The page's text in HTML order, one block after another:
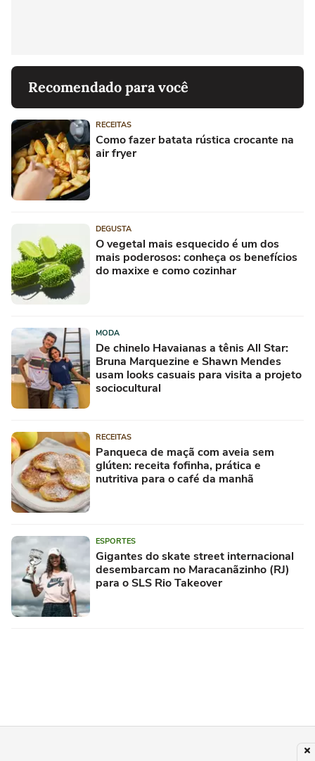
Recomendado para você
RECEITAS
Como fazer batata rústica crocante na
air fryer
DEGUSTA
O vegetal mais esquecido é um dos
mais poderosos: conheça os benefícios
do maxixe e como cozinhar
MODA
De chinelo Havaianas a tênis All Star:
Bruna Marquezine e Shawn Mendes
usam looks casuais para visita a projeto
sociocultural
RECEITAS
Panqueca de maçã com aveia sem
glúten: receita fofinha, prática e
nutritiva para o café da manhã
ESPORTES
Gigantes do skate street internacional
desembarcam no Maracanãzinho (RJ)
para o SLS Rio Takeover